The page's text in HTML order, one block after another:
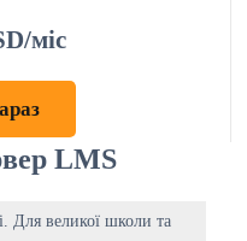
міс
LMS
Для великої школи та